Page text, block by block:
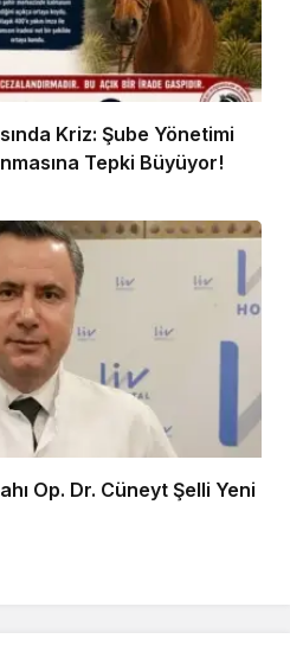
Kriz: Şube Yönetimi
Tepki Büyüyor!
Op. Dr. Cüneyt Şelli Yeni